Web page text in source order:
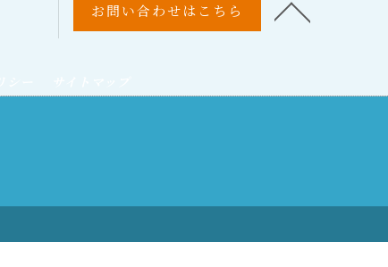
お問い合わせはこちら